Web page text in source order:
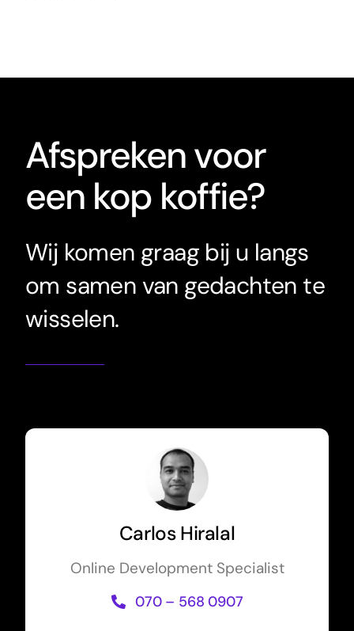
Afspreken voor
een kop koffie?
Wij komen graag bij u langs
om samen van gedachten te
wisselen.
Carlos Hiralal
Online Development Specialist
070 – 568 0907